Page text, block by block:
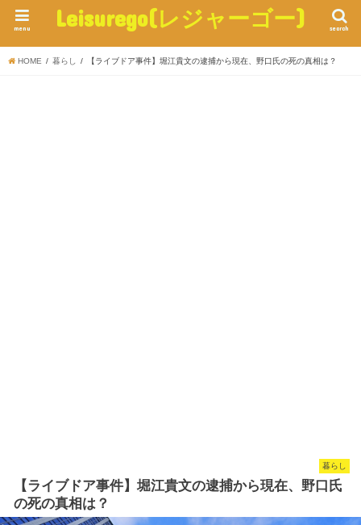
Leisurego(レジャーゴー) search
menu
HOME 暮らし 【ライブドア事件】堀江貴文の逮捕から現在、野口氏の死の真相は？
暮らし
【ライブドア事件】堀江貴文の逮捕から現在、野口氏
の死の真相は？